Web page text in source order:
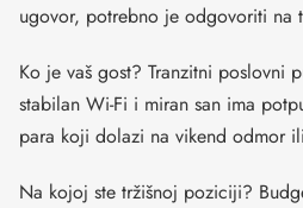
ugovor, potrebno je odgovoriti na
Ko je vaš gost? Tranzitni poslovni
stabilan Wi-Fi i miran san ima
para koji dolazi na vikend odmor
Na kojoj ste tržišnoj poziciji?